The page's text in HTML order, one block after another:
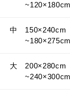
~120×180cm
中 150×240cm
~180×275cm
大 200×280cm
~240×300cm